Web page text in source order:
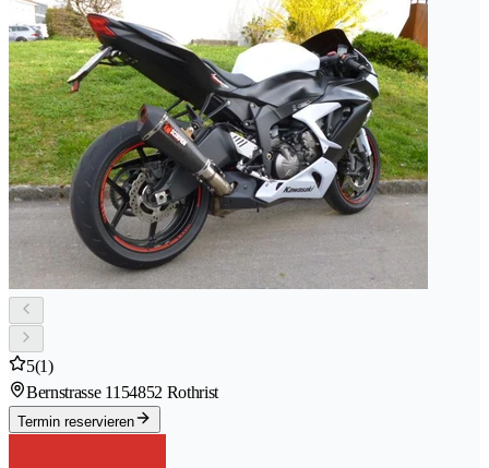
5(1)
Bernstrasse 1154852 Rothrist
Termin reservieren